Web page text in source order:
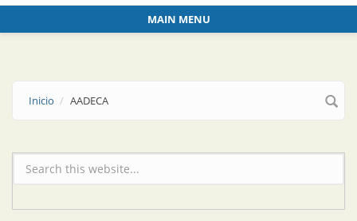
MAIN MENU
Inicio AADECA
Formulario de búsqueda